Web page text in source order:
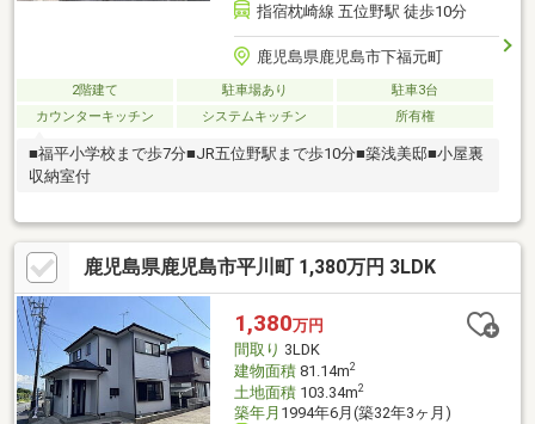
指宿枕崎線 五位野駅 徒歩10分
鹿児島県鹿児島市下福元町
2階建て 駐車場あり
駐車3台
カウンターキッチン
システムキッチン 所有権
■福平小学校まで歩7分■JR五位野駅まで歩10分■築浅美邸■小屋裏
収納室付
鹿児島県鹿児島市平川町 1,380万円 3LDK
1,380万円
間取り 3LDK
建物面積81.14m2
土地面積103.34m2
築年月 1994年6月(築32年3ヶ月)